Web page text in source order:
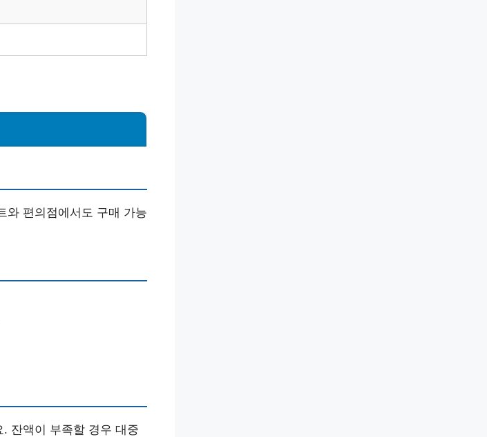
와 편의점에서도 구매 가능
잔액이 부족할 경우 대중